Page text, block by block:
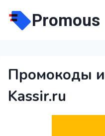
содержимому
Promous
Промокоды
Kassir.ru